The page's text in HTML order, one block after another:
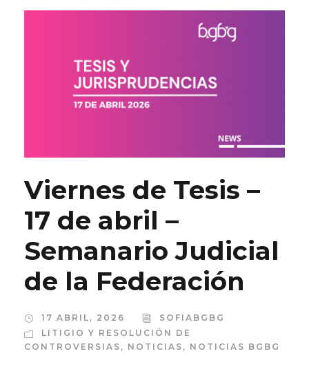
Viernes de Tesis –
17 de abril –
Semanario Judicial
de la Federación
17 ABRIL, 2026
SOFIABGBG
LITIGIO Y RESOLUCIÓN DE
CONTROVERSIAS , NOTICIAS , NOTICIAS BGBG